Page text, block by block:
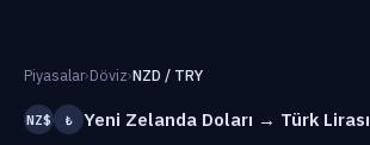
Piyasalar›Döviz›NZD / TRY
NZ$ ₺ Yeni Zelanda Doları → Türk Lirası